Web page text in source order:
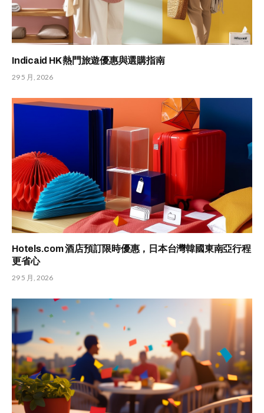
Indicaid HK 熱門旅遊優惠與選購指南
29 5 月, 2026
Hotels.com 酒店預訂限時優惠，日本台灣韓國東南亞行程
更省心
29 5 月, 2026